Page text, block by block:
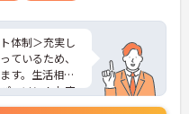
体制＞充実し
ているため、
す。生活相談
ーソン！お客
自身の人間性